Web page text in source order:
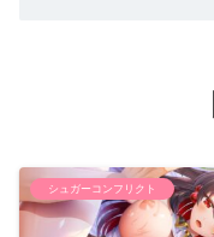
シュガーコンフリクト